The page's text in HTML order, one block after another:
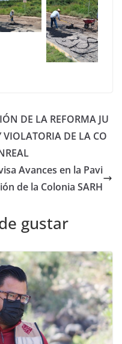
DE LA REFORMA JU
VIOLATORIA DE LA CO
Avances en la Pavi
de la Colonia SARH
gustar